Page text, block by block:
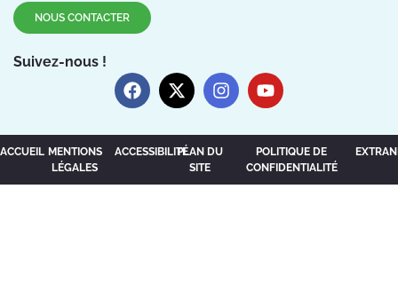
NOUS CONTACTER
Suivez-nous !
ACCUEIL MENTIONS
LÉGALES
ACCESSIBILITÉPLAN DU
SITE
POLITIQUE DE
CONFIDENTIALITÉ